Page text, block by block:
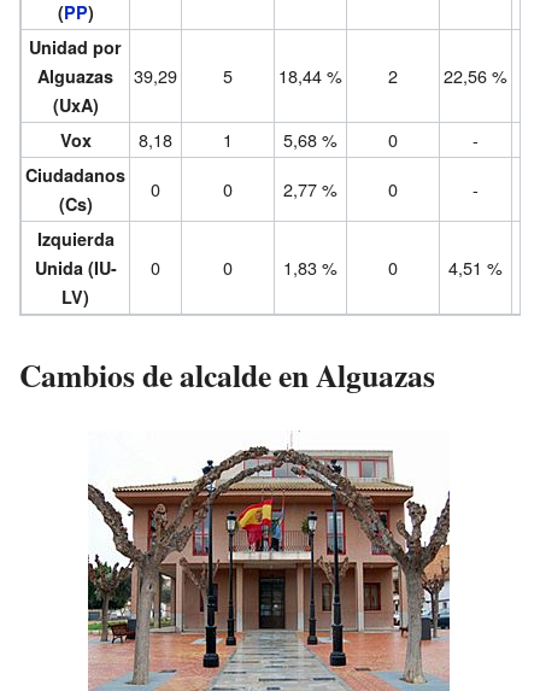
(PP)
Unidad por
Alguazas
(UxA)
39,29 5 18,44 % 2 22,56 %
Vox 8,18 1 5,68 % 0 -
Ciudadanos
(Cs)
0 0 2,77 % 0 -
Izquierda
Unida (IU-
LV)
0 0 1,83 % 0 4,51 %
Cambios de alcalde en Alguazas